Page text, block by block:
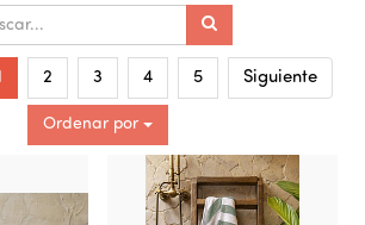
2 3 4 5 Siguiente
Ordenar por